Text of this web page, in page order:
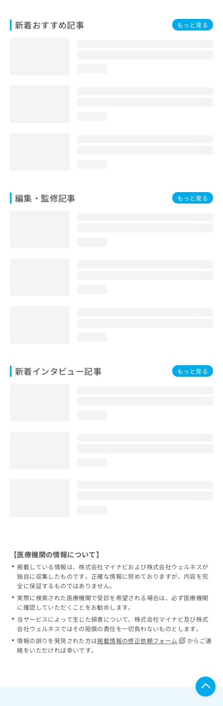
新着おすすめ記事 もっと見る
編集・監修記事 もっと見る
新着インタビュー記事 もっと見る
い
【医療機関の情報について】
掲載している情報は、株式会社マイナビおよび株式会社ウェルネスが
独自に収集したものです。正確な情報に努めておりますが、内容を完
全に保証するものではありません。
実際に検索された医療機関で受診を希望される場合は、必ず医療機関
に確認していただくことをお勧めします。
当サービスによって生じた損害について、株式会社マイナビ及び株式
会社ウェルネスではその賠償の責任を一切負わないものとします。
情報の誤りを発見された方は掲載情報の修正依頼フォーム
からご連
絡をいただければ幸いです。